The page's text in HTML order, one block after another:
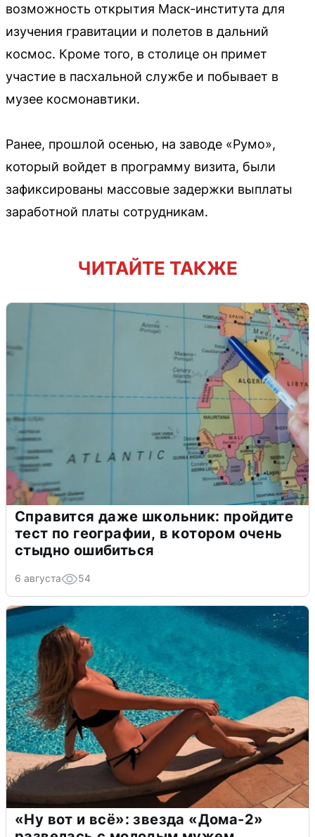
возможность открытия Маск-института для
изучения гравитации и полетов в дальний
космос. Кроме того, в столице он примет
участие в пасхальной службе и побывает в
музее космонавтики.
Ранее, прошлой осенью, на заводе «Румо»,
который войдет в программу визита, были
зафиксированы массовые задержки выплаты
заработной платы сотрудникам.
ЧИТАЙТЕ ТАКЖЕ
Справится даже школьник: пройдите
тест по географии, в котором очень
стыдно ошибиться
6 августа 54
«Ну вот и всё»: звезда «Дома-2»